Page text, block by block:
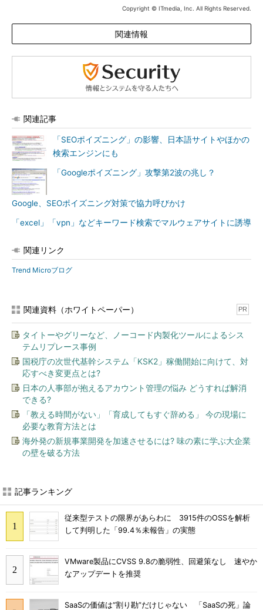
Copyright © ITmedia, Inc. All Rights Reserved.
関連情報
関連記事
「SEOポイズニング」の影響、日本語サイトやほかの
検索エンジンにも
「Googleポイズニング」攻撃第2波の兆し？
Google、SEOポイズニング対策で協力呼びかけ
「excel」「vpn」などキーワード検索でマルウェアサイトに誘導
関連リンク
Trend Microブログ
関連資料（ホワイトペーパー） PR
タイトーやグリーなど、ノーコード内製化ツールによるシス
テムリプレース事例
国税庁の次世代基幹システム「KSK2」稼働開始に向けて、対
応すべき変更点とは?
日本の人事部が抱えるアカウント管理の悩み どうすれば解消
できる?
「教える時間がない」「育成してもすぐ辞める」 今の現場に
必要な教育方法とは
海外発の新規事業開発を加速させるには? 味の素に学ぶ大企業
の壁を破る方法
記事ランキング
従来型テストの限界があらわに 3915件のOSSを解析
して判明した「99.4％未報告」の実態
VMware製品にCVSS 9.8の脆弱性、回避策なし 速やか
なアップデートを推奨
SaaSの価値は“割り勘”だけじゃない 「SaaSの死」論